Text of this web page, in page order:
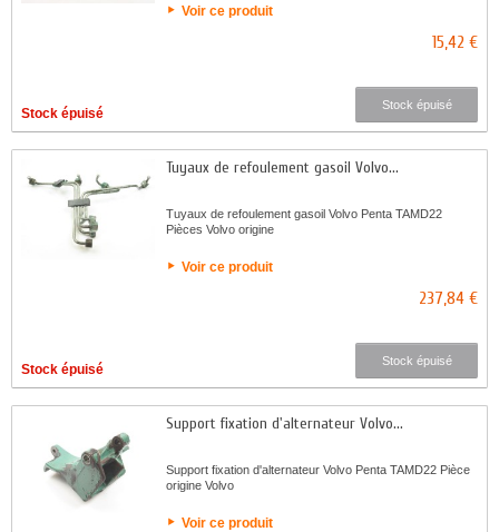
Voir ce produit
15,42 €
Stock épuisé
Stock épuisé
Tuyaux de refoulement gasoil Volvo...
Tuyaux de refoulement gasoil Volvo Penta TAMD22
Pièces Volvo origine
Voir ce produit
237,84 €
Stock épuisé
Stock épuisé
Support fixation d'alternateur Volvo...
Support fixation d'alternateur Volvo Penta TAMD22 Pièce
origine Volvo
Voir ce produit